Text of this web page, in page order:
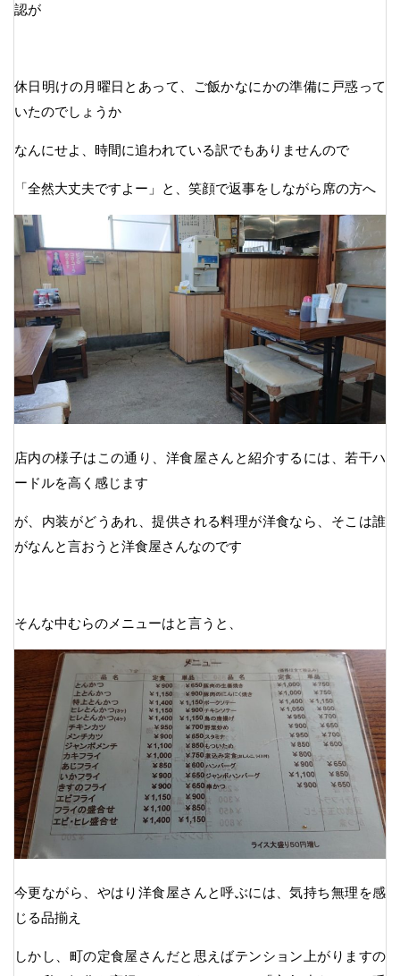
認が
休日明けの月曜日とあって、ご飯かなにかの準備に戸惑って
いたのでしょうか
なんにせよ、時間に追われている訳でもありませんので
「全然大丈夫ですよー」と、笑顔で返事をしながら席の方へ
店内の様子はこの通り、洋食屋さんと紹介するには、若干ハ
ードルを高く感じます
が、内装がどうあれ、提供される料理が洋食なら、そこは誰
がなんと言おうと洋食屋さんなのです
そんな中むらのメニューはと言うと、
今更ながら、やはり洋食屋さんと呼ぶには、気持ち無理を感
じる品揃え
しかし、町の定食屋さんだと思えばテンション上がりますの